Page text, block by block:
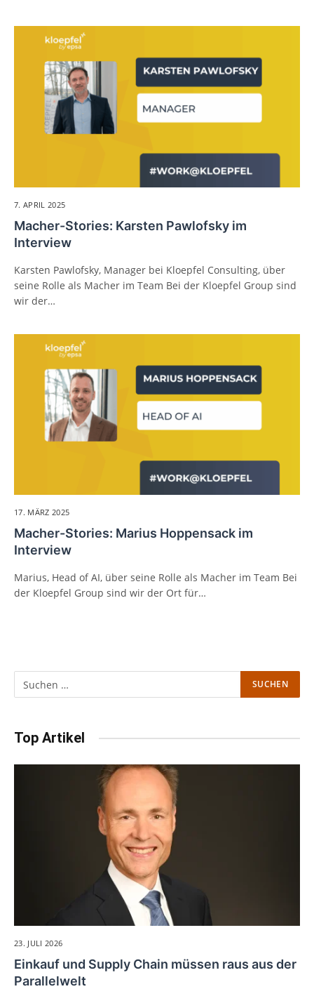
7. APRIL 2025
Macher-Stories: Karsten Pawlofsky im
Interview
Karsten Pawlofsky, Manager bei Kloepfel Consulting, über
seine Rolle als Macher im Team Bei der Kloepfel Group sind
wir der…
17. MÄRZ 2025
Macher-Stories: Marius Hoppensack im
Interview
Marius, Head of AI, über seine Rolle als Macher im Team Bei
der Kloepfel Group sind wir der Ort für…
Top Artikel
23. JULI 2026
Einkauf und Supply Chain müssen raus aus der
Parallelwelt